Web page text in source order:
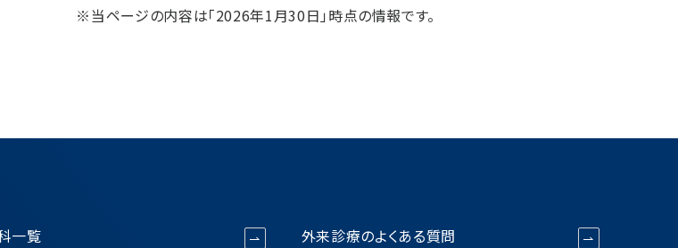
※当ページの内容は「2026年1月30日」時点の情報です。
一覧 外来診療のよくある質問